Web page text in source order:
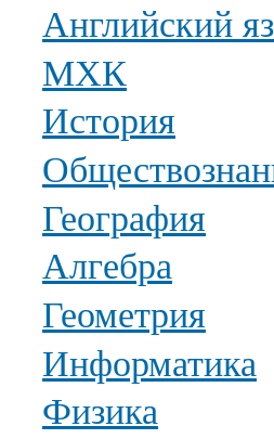
Английский
МХК
История
География
Алгебра
Геометрия
Информатика
Физика